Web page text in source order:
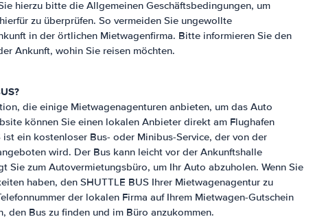
hierzu bitte die Allgemeinen Geschäftsbedingungen, um
zu überprüfen. So vermeiden Sie ungewollte
in der örtlichen Mietwagenfirma. Bitte informieren Sie den
Ankunft, wohin Sie reisen möchten.
die einige Mietwagenagenturen anbieten, um das Auto
können Sie einen lokalen Anbieter direkt am Flughafen
ist ein kostenloser Bus- oder Minibus-Service, der von der
wird. Der Bus kann leicht vor der Ankunftshalle
Sie zum Autovermietungsbüro, um Ihr Auto abzuholen. Wenn Sie
haben, den SHUTTLE BUS Ihrer Mietwagenagentur zu
der lokalen Firma auf Ihrem Mietwagen-Gutschein
den Bus zu finden und im Büro anzukommen.